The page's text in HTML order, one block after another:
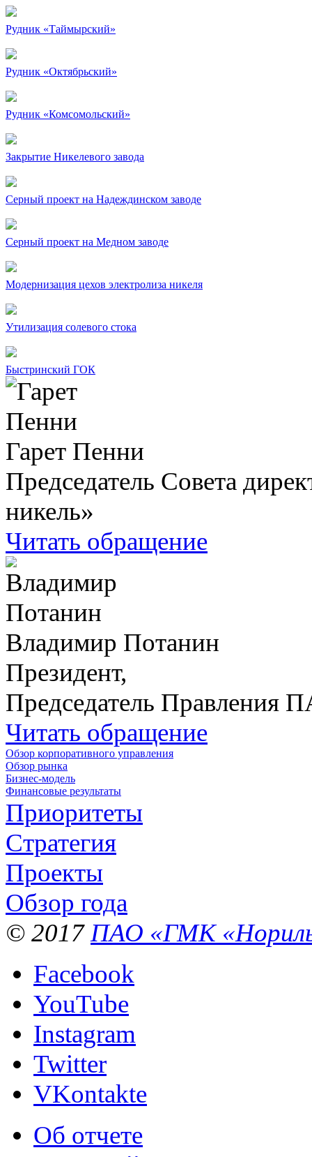
Рудник «Таймырский»
Рудник «Октябрьский»
Рудник «Комсомольский»
Закрытие Никелевого завода
Серный проект на Надеждинском заводе
Серный проект на Медном заводе
Модернизация цехов электролиза никеля
Утилизация солевого стока
Быстринский ГОК
Гарет Пенни
Председатель Совета
никель»
Читать обращение
Владимир Потанин
Президент,
Председатель Правления
Читать обращение
Обзор корпоративного управления
Обзор рынка
Бизнес-модель
Финансовые результаты
Приоритеты
Стратегия
Проекты
Обзор года
© 2017 ПАО «ГМК
Facebook
YouTube
Instagram
Twitter
VKontakte
Об отчете